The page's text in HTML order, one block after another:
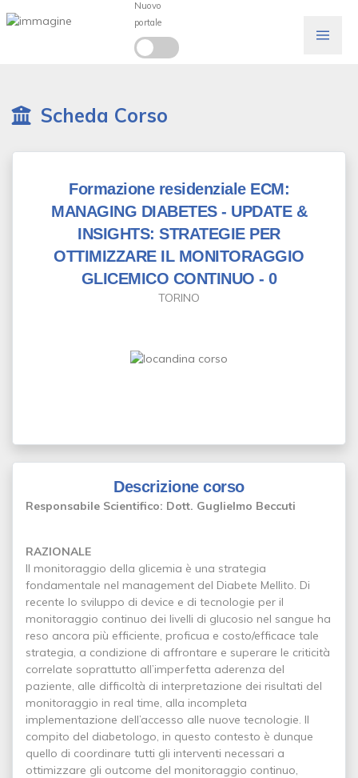
Scheda Corso
Formazione residenziale ECM:
MANAGING DIABETES - UPDATE &
INSIGHTS: STRATEGIE PER
OTTIMIZZARE IL MONITORAGGIO
GLICEMICO CONTINUO - 0
TORINO
Descrizione corso
Responsabile Scientifico: Dott. Guglielmo Beccuti
RAZIONALE
Il monitoraggio della glicemia è una strategia
fondamentale nel management del Diabete Mellito. Di
recente lo sviluppo di device e di tecnologie per il
monitoraggio continuo dei livelli di glucosio nel sangue ha
reso ancora più efficiente, proficua e costo/efficace tale
strategia, a condizione di affrontare e superare le criticità
correlate soprattutto all’imperfetta aderenza del
paziente, alle difficoltà di interpretazione dei risultati del
monitoraggio in real time, alla incompleta
implementazione dell’accesso alle nuove tecnologie. Il
compito del diabetologo, in questo contesto è dunque
quello di coordinare tutti gli interventi necessari a
ottimizzare gli outcome del monitoraggio continuo,